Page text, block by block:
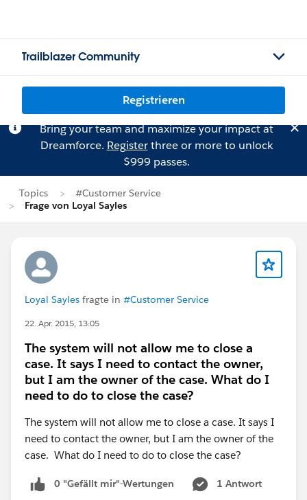
Trailblazer Community
Registrieren
Bring your team and maximize your impact at
Dreamforce. Registerthree or more to unlock
$999 passes.
Topics
#Customer Service
Frage von Loyal Sayles
Loyal Sayles fragte in #Customer Service
22. Apr. 2015, 13:05
The system will not allow me to close a
case. It says I need to contact the owner,
but I am the owner of the case. What do I
need to do to close the case?
The system will not allow me to close a case. It says I
need to contact the owner, but I am the owner of the
case. What do I need to do to close the case?
0 "Gefällt mir"-Wertungen
1 Antwort